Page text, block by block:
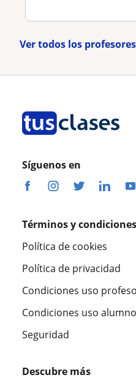
Ver todos los
Síguenos en
Términos y condiciones
Política de cookies
Política de privacidad
Condiciones uso
Condiciones uso
Seguridad
Descubre más